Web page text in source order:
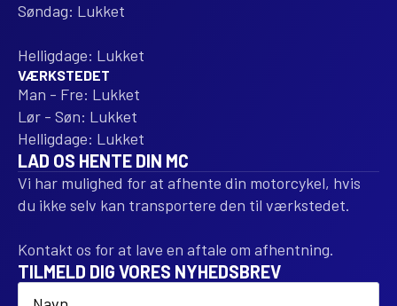
Søndag: Lukket
Helligdage: Lukket
VÆRKSTEDET
Man - Fre: Lukket
Lør - Søn: Lukket
Helligdage: Lukket
LAD OS HENTE DIN MC
Vi har mulighed for at afhente din motorcykel, hvis
du ikke selv kan transportere den til værkstedet.
Kontakt os for at lave en aftale om afhentning.
TILMELD DIG VORES NYHEDSBREV
Name